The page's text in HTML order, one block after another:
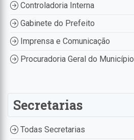
Controladoria Interna
Gabinete do Prefeito
Imprensa e Comunicação
Procuradoria Geral do Município
Secretarias
Todas Secretarias